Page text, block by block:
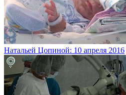
Натальей Цопиной: 10 апреля 2016